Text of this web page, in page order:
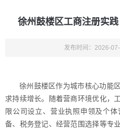
徐州鼓楼区工商注册实
发布时间：2026-
徐州鼓楼区作为城市核心功能
求持续增长。随着营商环境优化，
限公司设立、营业执照申领及个
备、税务登记、经营范围选择等专